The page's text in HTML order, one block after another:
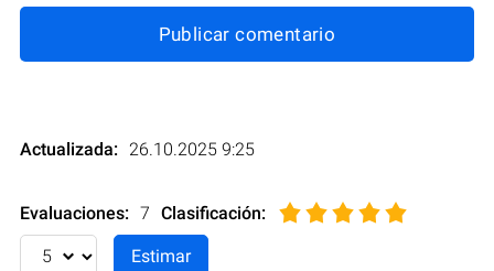
Publicar comentario
Actualizada: 26.10.2025 9:25
Evaluaciones: 7 Clasificación: